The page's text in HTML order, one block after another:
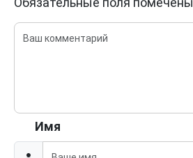
Имя